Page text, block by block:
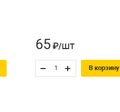
65 ₽/шт
В корзину